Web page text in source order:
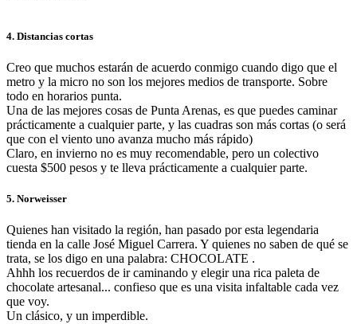
4. Distancias cortas
Creo que muchos estarán de acuerdo conmigo cuando digo que el
metro y la micro no son los mejores medios de transporte. Sobre
todo en horarios punta.
Una de las mejores cosas de Punta Arenas, es que puedes caminar
prácticamente a cualquier parte, y las cuadras son más cortas (o será
que con el viento uno avanza mucho más rápido)
Claro, en invierno no es muy recomendable, pero un colectivo
cuesta $500 pesos y te lleva prácticamente a cualquier parte.
5. Norweisser
Quienes han visitado la región, han pasado por esta legendaria
tienda en la calle José Miguel Carrera. Y quienes no saben de qué se
trata, se los digo en una palabra: CHOCOLATE .
Ahhh los recuerdos de ir caminando y elegir una rica paleta de
chocolate artesanal... confieso que es una visita infaltable cada vez
que voy.
Un clásico, y un imperdible.